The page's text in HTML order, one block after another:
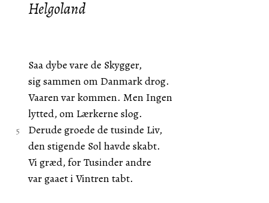
Helgoland
Saa dybe vare de Skygger,
sig sammen om Danmark drog.
Vaaren var kommen. Men Ingen
lytted, om Lærkerne slog.
Derude groede de tusinde Liv,
den stigende Sol havde skabt.
Vi græd, for Tusinder andre
var gaaet i Vintren tabt.